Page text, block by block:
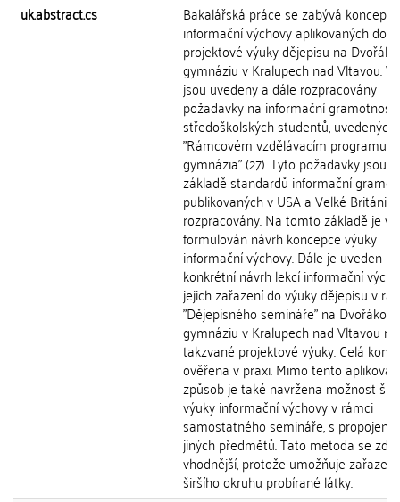
uk.abstract.cs
Bakalářská práce se zabývá
informační výchovy aplikovaných do
projektové výuky dějepisu na
gymnáziu v Kralupech nad Vltavou. V
jsou uvedeny a dále rozpracovány
požadavky na informační gramotnost
středoškolských studentů, uvedených
"Rámcovém vzdělávacím programu
gymnázia" (27). Tyto požadavky jsou
základě standardů informační
publikovaných v USA a Velké Británi
rozpracovány. Na tomto základě je v
formulován návrh koncepce výuky
informační výchovy. Dále je uveden
konkrétní návrh lekcí informační
jejich zařazení do výuky dějepisu v
"Dějepisného semináře" na Dvořákově
gymnáziu v Kralupech nad Vltavou
takzvané projektové výuky. Celá
ověřena v praxi. Mimo tento
způsob je také navržena možnost
výuky informační výchovy v rámci
samostatného semináře, s
jiných předmětů. Tato metoda se
vhodnější, protože umožňuje zařazení
širšího okruhu probírané látky.